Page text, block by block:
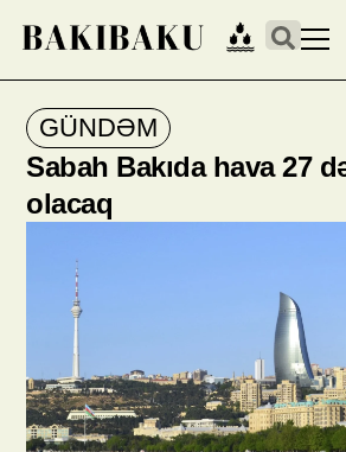
GÜNDƏM
Sabah Bakıda hava 27
olacaq